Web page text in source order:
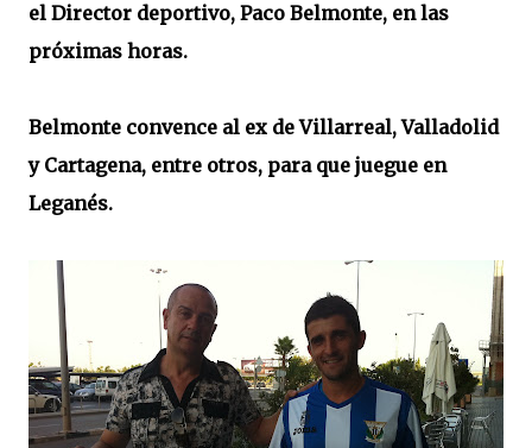
el Director deportivo, Paco Belmonte, en las
próximas horas.
Belmonte convence al ex de Villarreal, Valladolid
y Cartagena, entre otros, para que juegue en
Leganés.